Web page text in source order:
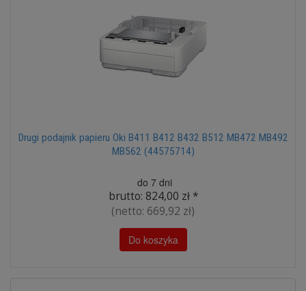
Drugi podajnik papieru Oki B411 B412 B432 B512 MB472 MB492
MB562 (44575714)
do 7 dni
brutto: 824,00 zł*
(netto: 669,92 zł)
Do koszyka